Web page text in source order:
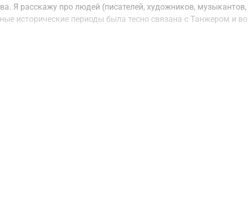
Я расскажу про людей (писателей, художников, музыкантов,
исторические периоды была тесно связана с Танжером и во
Вы узнаете, почему в Танжере снимали фильмы про Бонда и
другое. И конечно, будет много об истории самой страны —
море и Атлантический океа
мифов отдыхал после одного из очередных подвигов, а так же
с потрясающими видами на Гибралтар, удивительной
резиденцией марокканского монарха, вход в
закрыт)